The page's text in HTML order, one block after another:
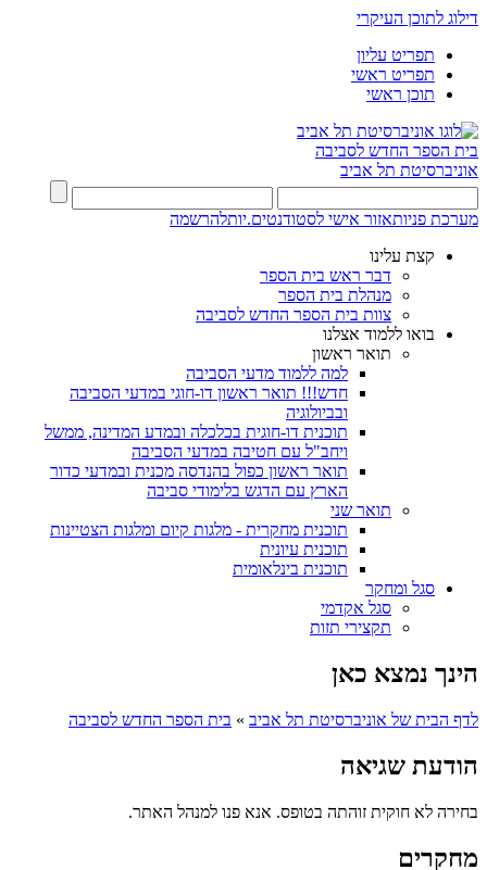
דילוג לתוכן העיקרי
תפריט עליון
תפריט ראשי
תוכן ראשי
בית הספר החדש לסביבה
אוניברסיטת תל אביב
מערכת פניותאזור אישי לסטודנטים.יותלהרשמה
קצת עלינו
דבר ראש בית הספר
מנהלת בית הספר
צוות בית הספר החדש לסביבה
בואו ללמוד אצלנו
תואר ראשון
למה ללמוד מדעי הסביבה
חדש!!! תואר ראשון דו-חוגי במדעי הסביבה
ובביולוגיה
תוכנית דו-חוגית בכלכלה ובמדע המדינה, ממשל
ויחב"ל עם חטיבה במדעי הסביבה
תואר ראשון כפול בהנדסה מכנית ובמדעי כדור
הארץ עם הדגש בלימודי סביבה
תואר שני
תוכנית מחקרית - מלגות קיום ומלגות הצטיינות
תוכנית עיונית
תוכנית בינלאומית
סגל ומחקר
סגל אקדמי
תקצירי תזות
הינך נמצא כאן
לדף הבית של אוניברסיטת תל אביב » בית הספר החדש לסביבה
הודעת שגיאה
בחירה לא חוקית זוהתה בטופס. אנא פנו למנהל האתר.
מחקרים